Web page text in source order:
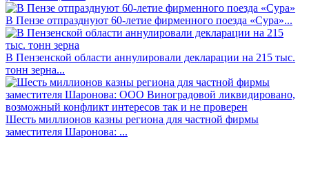
В Пензе отпразднуют 60-летие фирменного поезда «Сура»...
В Пензенской области аннулировали декларации на 215 тыс.
тонн зерна...
Шесть миллионов казны региона для частной фирмы
заместителя Шаронова: ...